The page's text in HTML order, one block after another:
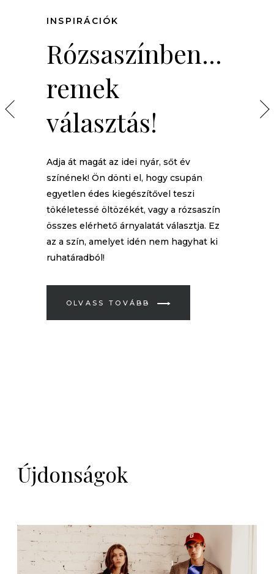
INSPIRÁCIÓK
Rózsaszínben...
remek
választás!
Adja át magát az idei nyár, sőt év
színének! Ön dönti el, hogy csupán
egyetlen édes kiegészítővel teszi
tökéletessé öltözékét, vagy a rózsaszín
összes elérhető árnyalatát választja. Ez
az a szín, amelyet idén nem hagyhat ki
ruhatáradból!
OLVASS TOVÁBB
Újdonságok